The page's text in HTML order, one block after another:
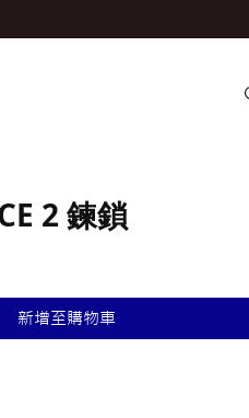
2 鍊鎖
新增至購物車